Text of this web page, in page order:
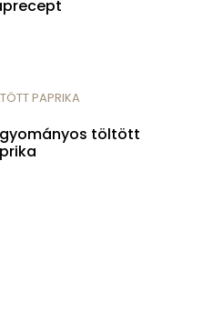
PAPRIKA
töltött